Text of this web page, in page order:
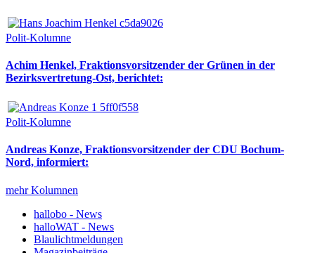
Polit-Kolumne
Achim Henkel, Fraktionsvorsitzender der Grünen in der
Bezirksvertretung-Ost, berichtet:
Polit-Kolumne
Andreas Konze, Fraktionsvorsitzender der CDU Bochum-
Nord, informiert:
mehr Kolumnen
hallobo - News
halloWAT - News
Blaulichtmeldungen